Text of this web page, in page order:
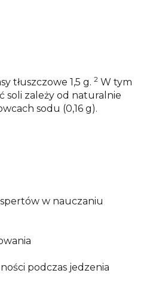
tłuszczowe 1,5 g. 2 W tym
soli zależy od naturalnie
sodu (0,16 g).
w nauczaniu
podczas jedzenia